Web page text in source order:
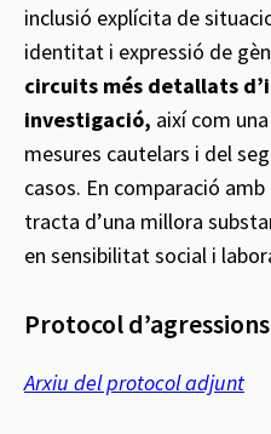
inclusió explícita de
identitat i expressió de
circuits més detallats
investigació, així com
mesures cautelars i del
casos. En comparació
tracta d’una millora
en sensibilitat social i
Protocol
Arxiu del protocol adjunt